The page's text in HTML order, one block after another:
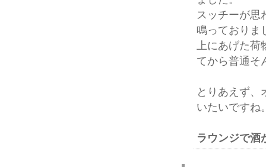
スッチーが思
鳴っておりま
上にあげた
てから普通そ
とりあえず、
いたいですね
ラウンジで酒